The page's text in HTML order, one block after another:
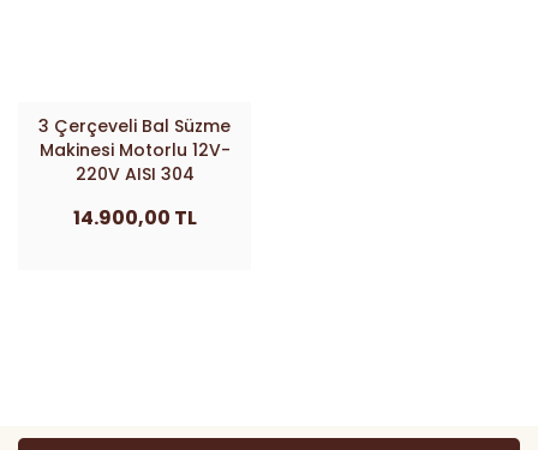
3 Çerçeveli Bal Süzme
Makinesi Motorlu 12V-
220V AISI 304
14.900,00 TL